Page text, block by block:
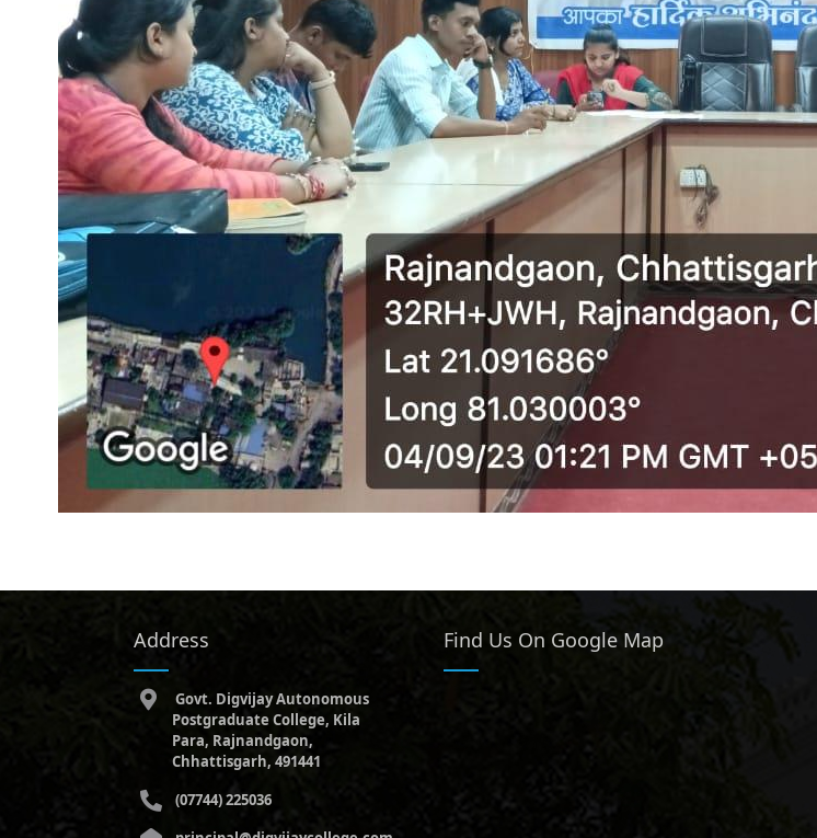
Address
Govt. Digvijay Autonomous
Postgraduate College, Kila
Para, Rajnandgaon,
Chhattisgarh, 491441
(07744) 225036
Find Us On Google Map